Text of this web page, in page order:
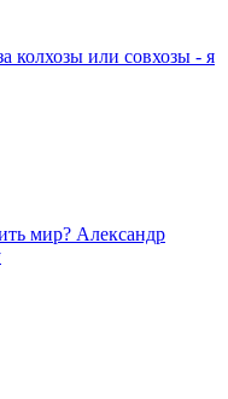
колхозы или совхозы - я
мир? Александр